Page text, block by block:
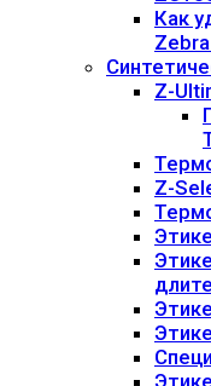
Как
Z-
Z-